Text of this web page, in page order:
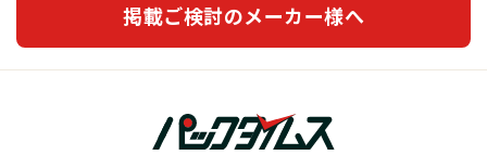
掲載ご検討のメーカー様へ